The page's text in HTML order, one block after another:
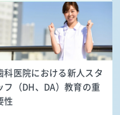
科医院における新人スタ
フ（DH、DA）教育の重
性